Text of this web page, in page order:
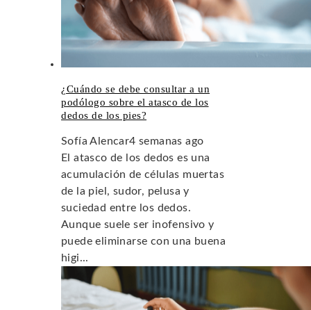
¿Cuándo se debe consultar a un
podólogo sobre el atasco de los
dedos de los pies?
Sofía Alencar4 semanas ago
El atasco de los dedos es una
acumulación de células muertas
de la piel, sudor, pelusa y
suciedad entre los dedos.
Aunque suele ser inofensivo y
puede eliminarse con una buena
higi...